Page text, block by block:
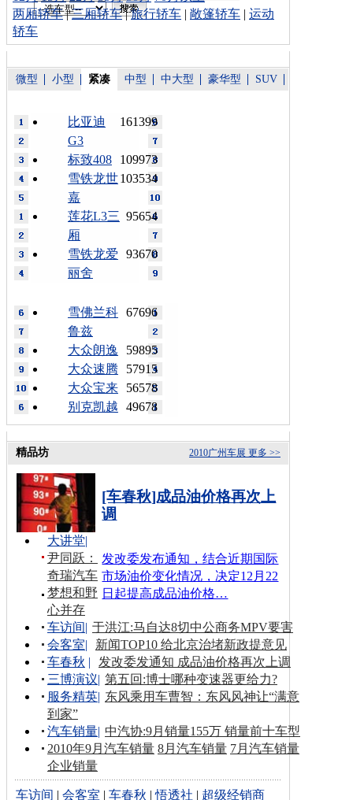
两厢轿车|三厢轿车|旅行轿车 | 敞篷轿车 | 运动
轿车
微型 小型 紧凑 中型 中大型 豪华型 SUV
161399
比亚迪
G3
109973
标致408
103534
雪铁龙世
嘉
95654
莲花L3三
厢
93670
雪铁龙爱
丽舍
67696
雪佛兰科
鲁兹
59895
大众朗逸
57915
大众速腾
56578
大众宝来
49678
别克凯越
更多 >>
2010广州车展
精品坊
[车春秋]成品油价格再次上
调
发改委发布通知，结合近期国际
市场油价变化情况，决定12月22
日起提高成品油价格…
大讲堂|
尹同跃：
奇瑞汽车
梦想和野
心并存
车访间| 于洪江:马自达8切中公商务MPV要害
会客室|
新闻TOP10 给北京治堵新政提意见
车春秋 |
发改委发通知 成品油价格再次上调
三博演议| 第五回:博士哪种变速器更给力?
服务精英| 东风乘用车曹智：东风风神让“满意
到家”
汽车销量| 中汽协:9月销量155万 销量前十车型
2010年9月汽车销量 8月汽车销量 7月汽车销量
企业销量
车访间 |会客室 |车春秋 |悟透社 | 超级经销商